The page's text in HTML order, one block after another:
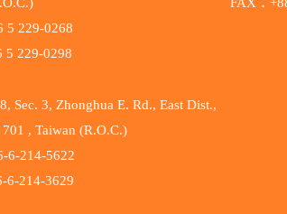
5 229-0268
5 229-0298
Sec. 3, Zhonghua E. Rd., East Dist.,
, Taiwan (R.O.C.)
6-214-5622
6-214-3629